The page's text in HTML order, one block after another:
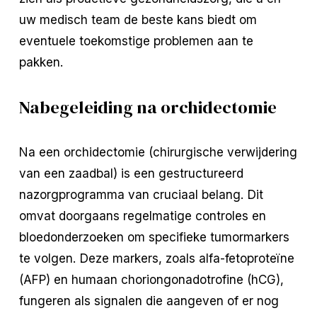
uw medisch team de beste kans biedt om
eventuele toekomstige problemen aan te
pakken.
Nabegeleiding na orchidectomie
Na een orchidectomie (chirurgische verwijdering
van een zaadbal) is een gestructureerd
nazorgprogramma van cruciaal belang. Dit
omvat doorgaans regelmatige controles en
bloedonderzoeken om specifieke tumormarkers
te volgen. Deze markers, zoals alfa-fetoproteïne
(AFP) en humaan choriongonadotrofine (hCG),
fungeren als signalen die aangeven of er nog